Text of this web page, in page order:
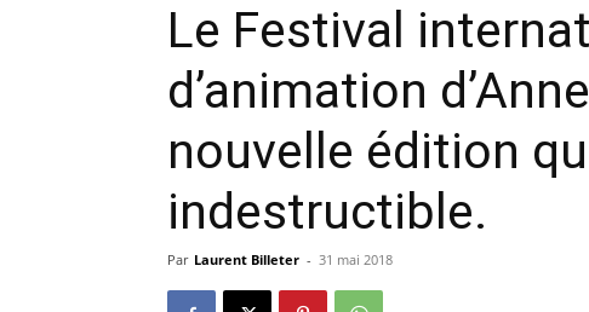
Le Festival
d’animation
nouvelle édition
indestructible.
Par Laurent Billeter - 31 mai 2018